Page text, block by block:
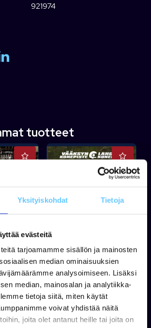
Yksityiskohdat Tietoja
evästeitä
tarjoamamme sisällön ja mainosten
median ominaisuuksien
analysoimiseen. Lisäksi
median, mainosalan ja analytiikka-
tietoja siitä, miten käytät
voivat yhdistää näitä
joita olet antanut heille tai joita on
921974
tuotteet
F150
Suvi 45 Duo + Yamaha
F30
Takuu 24 kk
Tuotetta ei ole varastossa
13 890,00 €